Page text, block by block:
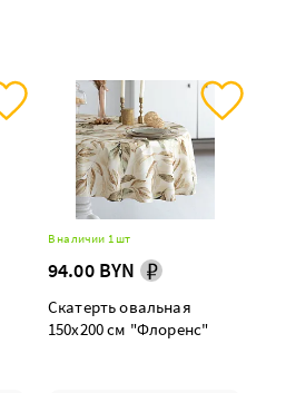
В наличии 1 шт
94.00 BYN
Скатерть овальная
150х200 см "Флоренс"